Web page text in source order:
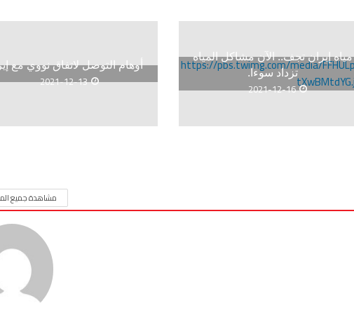
مياه إيران تجف.. الآن مشاكل المياه
تزداد سوءا.
2021-12-16
أوهام التوصل لاتفاق نووي مع
2021-12-13
مشاهدة جميع